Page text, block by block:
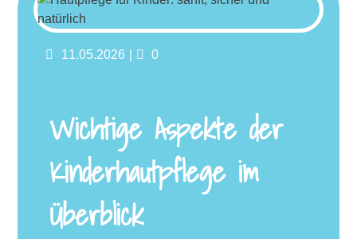
Posted
11.05.2026 Comments
0
Wichtige Aspekte der
Kinderhautpflege im
Überblick